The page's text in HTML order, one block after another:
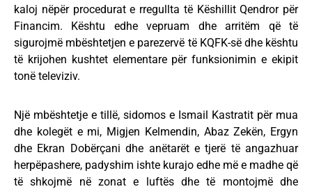
kaloj nëpër procedurat e rregullta të Këshillit Qendror për
Financim. Kështu edhe vepruam dhe arritëm që të
sigurojmë mbështetjen e parezervë të KQFK-së dhe kështu
të krijohen kushtet elementare për funksionimin e ekipit
tonë televiziv.
Një mbështetje e tillë, sidomos e Ismail Kastratit për mua
dhe kolegët e mi, Migjen Kelmendin, Abaz Zekën, Ergyn
dhe Ekran Dobërçani dhe anëtarët e tjerë të angazhuar
herpëpashere, padyshim ishte kurajo edhe më e madhe që
të shkojmë në zonat e luftës dhe të montojmë dhe